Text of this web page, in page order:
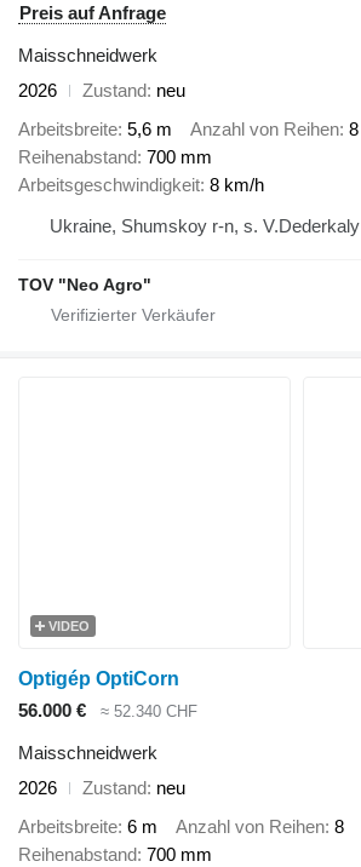
Preis auf Anfrage
Maisschneidwerk
2026
Zustand neu
Arbeitsbreite 5,6 m Anzahl von Reihen 8
Reihenabstand 700 mm
Arbeitsgeschwindigkeit 8 km/h
Ukraine, Shumskoy r-n, s. V.Dederkaly
TOV "Neo Agro"
VIDEO
Optigép OptiCorn
56.000 €
≈ 52.340 CHF
Maisschneidwerk
2026
Zustand neu
Arbeitsbreite 6 m Anzahl von Reihen 8
Reihenabstand 700 mm